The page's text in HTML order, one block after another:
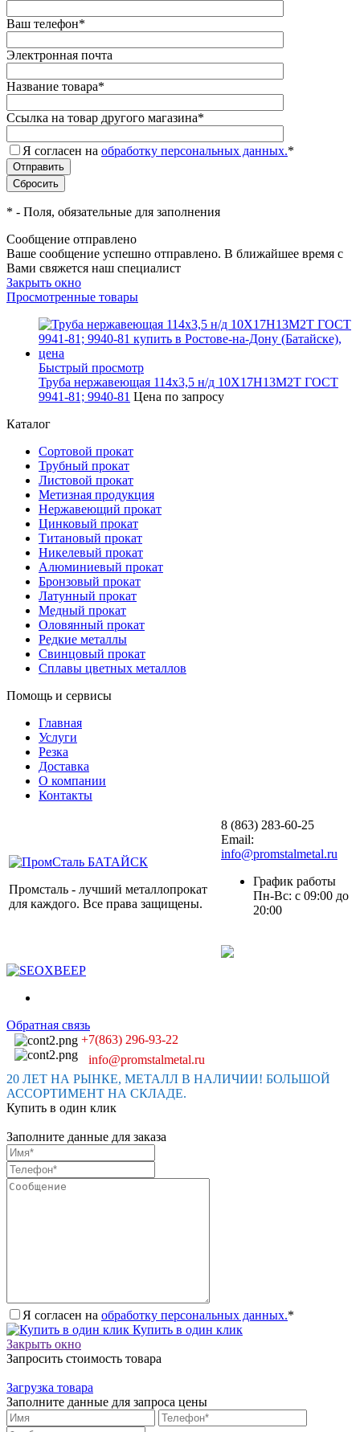
Ваш телефон*
Электронная почта
Название товара*
Ссылка на товар другого магазина*
Я согласен на обработку персональных данных.*
* - Поля, обязательные для заполнения
Сообщение отправлено
Ваше сообщение успешно отправлено. В ближайшее время с
Вами свяжется наш специалист
Закрыть окно
Просмотренные товары
Быстрый просмотр
Труба нержавеющая 114х3,5 н/д 10Х17Н13М2Т ГОСТ
9941-81; 9940-81 Цена по запросу
Каталог
Сортовой прокат
Трубный прокат
Листовой прокат
Метизная продукция
Нержавеющий прокат
Цинковый прокат
Титановый прокат
Никелевый прокат
Алюминиевый прокат
Бронзовый прокат
Латунный прокат
Медный прокат
Оловянный прокат
Редкие металлы
Свинцовый прокат
Сплавы цветных металлов
Помощь и сервисы
Главная
Услуги
Резка
Доставка
О компании
Контакты
Промсталь - лучший металлопрокат
для каждого. Все права защищены.
8 (863) 283-60-25
Email:
info@promstalmetal.ru
График работы
Пн-Вс: с 09:00 до
20:00
Обратная связь
+7(863) 296-93-22
info@promstalmetal.ru
20 ЛЕТ НА РЫНКЕ, МЕТАЛЛ В НАЛИЧИИ! БОЛЬШОЙ
АССОРТИМЕНТ НА СКЛАДЕ.
Купить в один клик
Заполните данные для заказа
Я согласен на обработку персональных данных.*
Купить в один клик
Закрыть окно
Запросить стоимость товара
Загрузка товара
Заполните данные для запроса цены